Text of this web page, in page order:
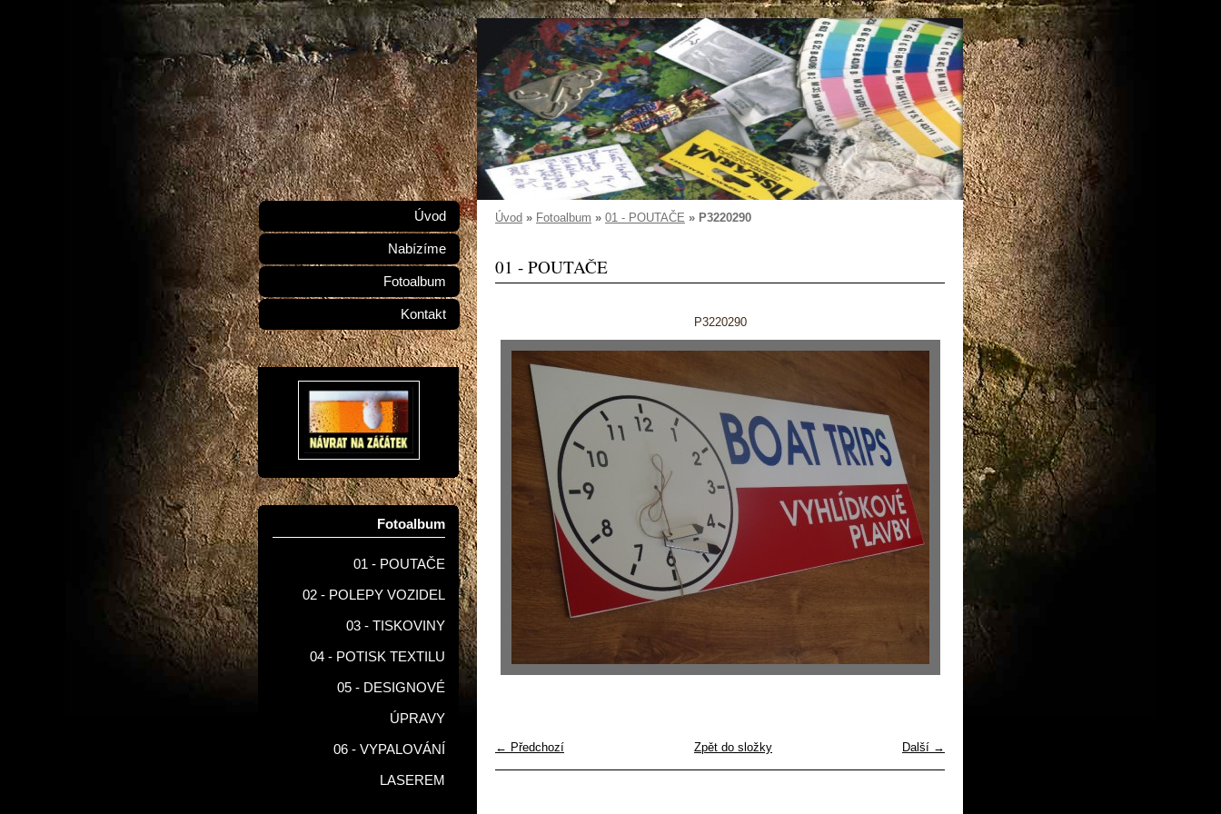
Úvod » Fotoalbum » 01 - POUTAČE » P3220290
01 - POUTAČE
P3220290
← Předchozí Další →
Zpět do složky
Úvod
Nabízíme
Fotoalbum
Kontakt
Fotoalbum
01 - POUTAČE
02 - POLEPY VOZIDEL
03 - TISKOVINY
04 - POTISK TEXTILU
05 - DESIGNOVÉ
ÚPRAVY
06 - VYPALOVÁNÍ
LASEREM